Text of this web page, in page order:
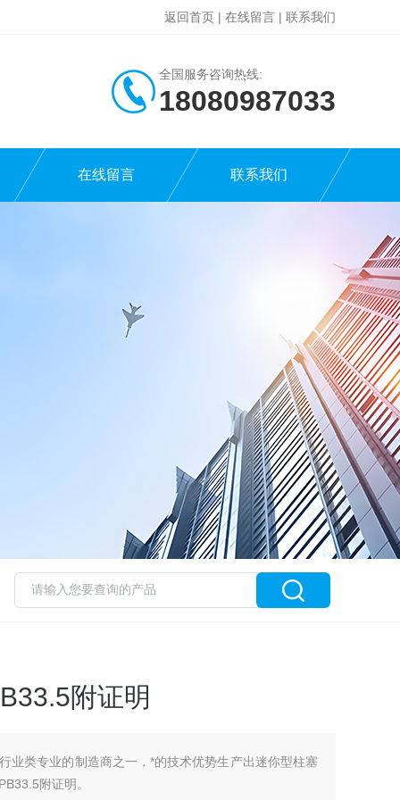
返回首页 | 在线留言 | 联系我们
全国服务咨询热线:
18080987033
在线留言 联系我们
附证明
业类专业的制造商之一，*的技术优势生产出迷你型柱塞
附证明。